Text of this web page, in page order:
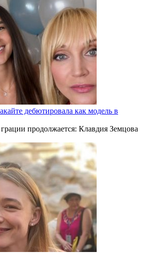
дебютировала как модель в
продолжается: Клавдия Земцова